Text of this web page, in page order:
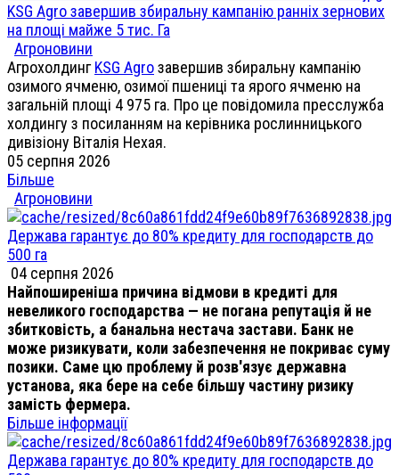
KSG Agro завершив збиральну кампанію ранніх зернових
на площі майже 5 тис. Га
Агроновини
АгрохолдингKSG Agroзавершив збиральну кампанію
озимого ячменю, озимої пшениці та ярого ячменю на
загальній площі 4 975 га. Про це повідомила пресслужба
холдингу з посиланням на керівника рослинницького
дивізіону Віталія Нехая.
05 серпня 2026
Більше
Агроновини
Держава гарантує до 80% кредиту для господарств до
500 га
04 серпня 2026
Найпоширеніша причина відмови в кредиті для
невеликого господарства — не погана репутація й не
збитковість, а банальна нестача застави. Банк не
може ризикувати, коли забезпечення не покриває суму
позики. Саме цю проблему й розв'язує державна
установа, яка бере на себе більшу частину ризику
замість фермера.
Більше інформації
Держава гарантує до 80% кредиту для господарств до